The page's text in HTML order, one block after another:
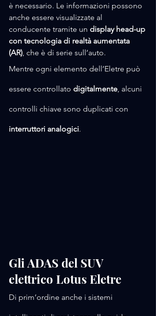
è necessario. Le informazioni possono
anche essere visualizzate al
conducente tramite un display head-up
con tecnologia di realtà aumentata
(AR), che è di serie sull’auto.
Mentre ogni elemento dell’Eletre può
essere controllato digitalmente, alcuni
controlli chiave sono duplicati con
interruttori analogici.
Gli ADAS del SUV
elettrico Lotus Eletre
Di prim’ordine anche i sistemi